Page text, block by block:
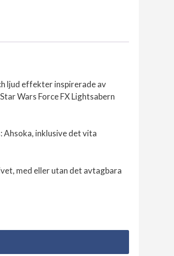
ljud effekter inspirerade av
Wars Force FX Lightsabern
Ahsoka, inklusive det vita
med eller utan det avtagbara